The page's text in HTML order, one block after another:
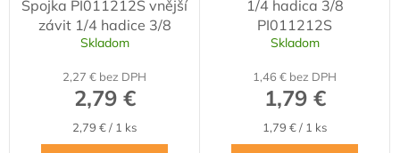
Spojka PI011212S vnější
závit 1/4 hadice 3/8
Skladom
2,27 € bez DPH
2,79 €
Jednotková
cena:
2,79 € / 1 ks
1/4 hadica 3/8
PI011212S
Skladom
1,46 € bez DPH
1,79 €
Jednotková
cena:
1,79 € / 1 ks